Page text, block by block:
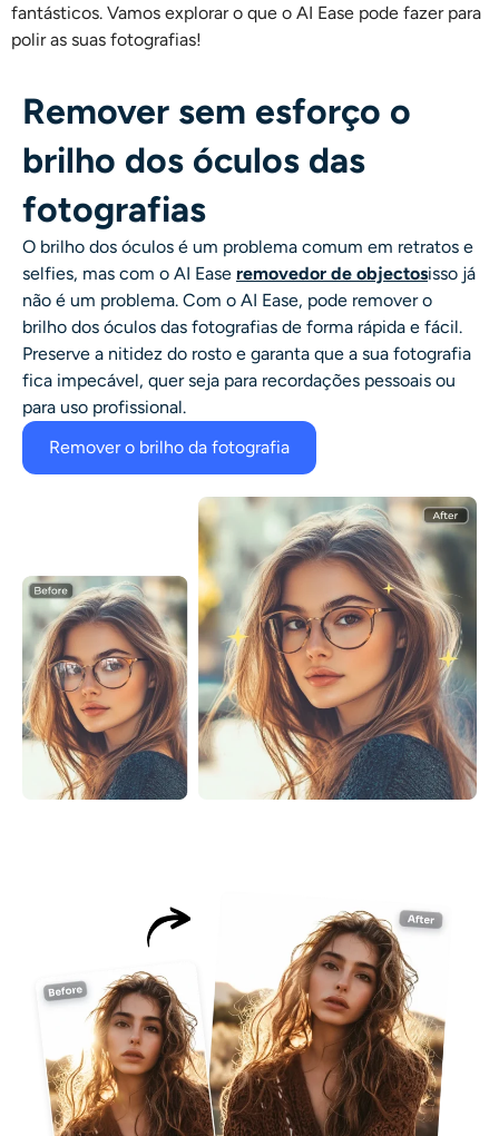
fantásticos. Vamos explorar o que o AI Ease pode fazer para
polir as suas fotografias!
Remover sem esforço o
brilho dos óculos das
fotografias
O brilho dos óculos é um problema comum em retratos e
selfies, mas com o AI Ease removedor de objectosisso já
não é um problema. Com o AI Ease, pode remover o
brilho dos óculos das fotografias de forma rápida e fácil.
Preserve a nitidez do rosto e garanta que a sua fotografia
fica impecável, quer seja para recordações pessoais ou
para uso profissional.
Remover o brilho da fotografia